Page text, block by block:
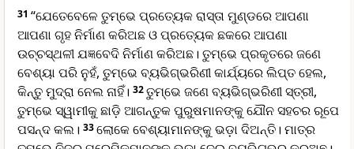
31 “ଯେତେବେଳେ ତୁମ୍ଭେ ପ୍ରତ୍ୟେକ ରାସ୍ତା ମୁଣ୍ଡରେ ଆପଣା
ଆପଣା ଗୃହ ନିର୍ମାଣ କରିଅଛ ଓ ପ୍ରତ୍ୟେକ ଛକରେ ଆପଣା
ଉଚ୍ଚସ୍ଥଳୀ ଯଜ୍ଞବେଦି ନିର୍ମାଣ କରିଅଛ। ତୁମ୍ଭେ ପ୍ରକୃତରେ ଜଣେ
ବେଶ୍ୟା ପରି ନୁହଁ, ତୁମ୍ଭେ ବ୍ୟଭିଗ୍ଭରିଣୀ କାର୍ଯ୍ୟରେ ଲିପ୍ତ ହେଲ,
କିନ୍ତୁ ମୁଦ୍ରା ନେଲ ନାହିଁ। 32ତୁମ୍ଭେ ଜଣେ ବ୍ୟଭିଗ୍ଭରିଣୀ ସ୍ତ୍ରୀ,
ତୁମ୍ଭେ ସ୍ୱାମୀକୁ ଛାଡ଼ି ଆଗନ୍ତୁକ ପୁରୁଷମାନଙ୍କୁ ଯୌନ ସହଚର ରୂପେ
ପସନ୍ଦ କଲ। 33ଲୋକେ ବେଶ୍ୟାମାନଙ୍କୁ ଭଡ଼ା ଦିଅନ୍ତି। ମାତ୍ର